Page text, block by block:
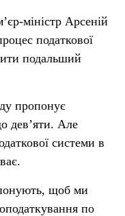
міністр Арсеній
податкової
подальший
пропонує
дев’яти. Але
системи в
щоб ми
по